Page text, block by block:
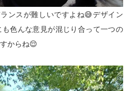
ンスが難しいですよね😅デザイン
色んな意見が混じり合って一つの
からね😌